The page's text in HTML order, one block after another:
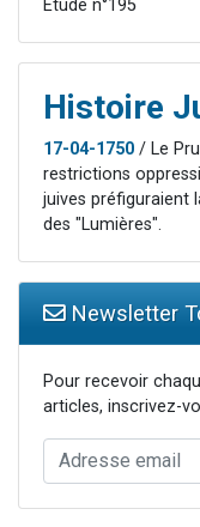
Etude n°195
Histoire
17-04-1750 / Le
restrictions
juives préfiguraient
des "Lumières".
Newsletter
Pour recevoir
articles, inscrivez-